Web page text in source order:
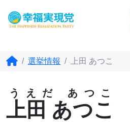
選挙情報 上田 あつこ
上田 あつこ
うえだ あつこ